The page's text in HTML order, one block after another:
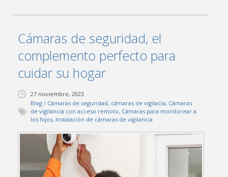
Cámaras de seguridad, el
complemento perfecto para
cuidar su hogar
27 noviembre, 2023
Blog / Cámaras de seguridad, cámaras de vigilacia, Cámaras
de vigilancia con acceso remoto, Cámaras para monitorear a
los hijos, Instalación de cámaras de vigilancia